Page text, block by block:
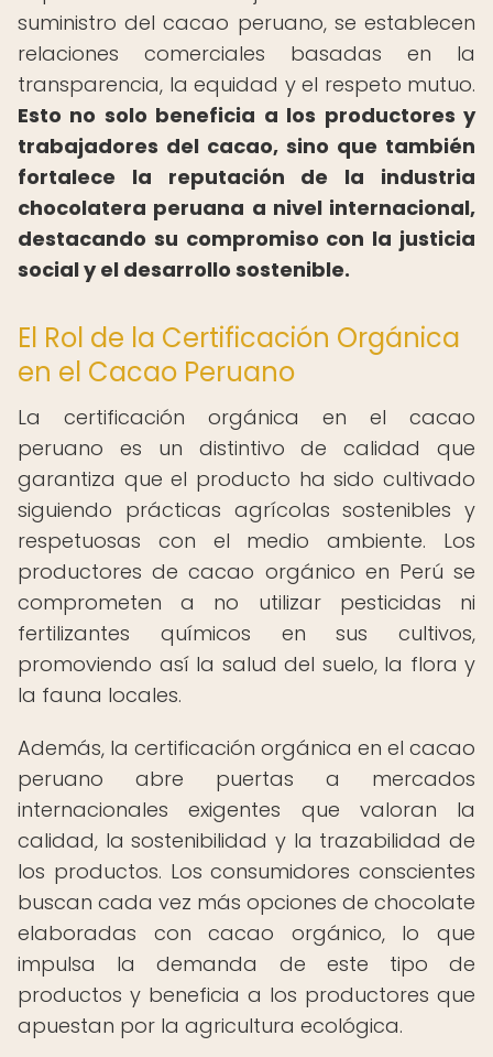
suministro del cacao peruano, se establecen
relaciones comerciales basadas en la
transparencia, la equidad y el respeto mutuo.
Esto no solo beneficia a los productores y
trabajadores del cacao, sino que también
fortalece la reputación de la industria
chocolatera peruana a nivel internacional,
destacando su compromiso con la justicia
social y el desarrollo sostenible.
El Rol de la Certificación Orgánica
en el Cacao Peruano
La certificación orgánica en el cacao
peruano es un distintivo de calidad que
garantiza que el producto ha sido cultivado
siguiendo prácticas agrícolas sostenibles y
respetuosas con el medio ambiente. Los
productores de cacao orgánico en Perú se
comprometen a no utilizar pesticidas ni
fertilizantes químicos en sus cultivos,
promoviendo así la salud del suelo, la flora y
la fauna locales.
Además, la certificación orgánica en el cacao
peruano abre puertas a mercados
internacionales exigentes que valoran la
calidad, la sostenibilidad y la trazabilidad de
los productos. Los consumidores conscientes
buscan cada vez más opciones de chocolate
elaboradas con cacao orgánico, lo que
impulsa la demanda de este tipo de
productos y beneficia a los productores que
apuestan por la agricultura ecológica.